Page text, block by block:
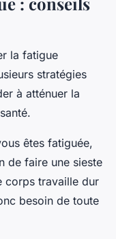
la fatigue
stratégies
à atténuer la
êtes fatiguée,
de faire une sieste
corps travaille dur
besoin de toute